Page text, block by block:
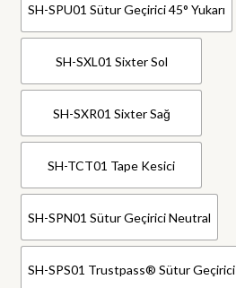
SH-SPU01 Sütur Geçirici 45° Yukarı
SH-SXL01 Sixter Sol
SH-SXR01 Sixter Sağ
SH-TCT01 Tape Kesici
SH-SPN01 Sütur Geçirici Neutral
SH-SPS01 Trustpass® Sütur Geçirici